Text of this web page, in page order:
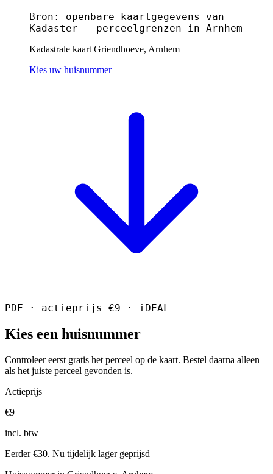
Bron: openbare kaartgegevens van
Kadaster — perceelgrenzen in Arnhem
Kadastrale kaart Griendhoeve, Arnhem
Kies uw huisnummer
PDF · actieprijs €9 · iDEAL
Kies een huisnummer
Controleer eerst gratis het perceel op de kaart. Bestel daarna alleen
als het juiste perceel gevonden is.
Actieprijs
€9
incl. btw
Eerder €30. Nu tijdelijk lager geprijsd